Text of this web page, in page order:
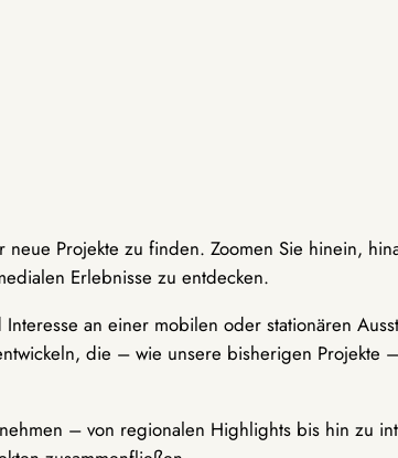
Projekte zu finden. Zoomen Sie hinein,
Erlebnisse zu entdecken.
an einer mobilen oder stationären
die – wie unsere bisherigen
– von regionalen Highlights bis hin zu